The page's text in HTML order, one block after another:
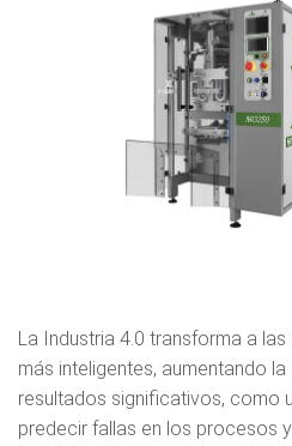
La Industria 4.0 transforma a
más inteligentes, aumentando
resultados significativos, como
predecir fallas en los procesos